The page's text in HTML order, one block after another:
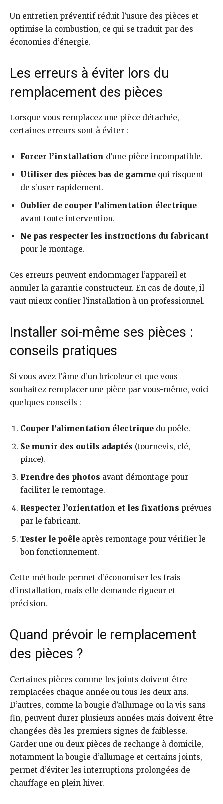
Un entretien préventif réduit l’usure des pièces et
optimise la combustion, ce qui se traduit par des
économies d’énergie.
Les erreurs à éviter lors du
remplacement des pièces
Lorsque vous remplacez une pièce détachée,
certaines erreurs sont à éviter :
Forcer l’installation d’une pièce incompatible.
Utiliser des pièces bas de gamme qui risquent
de s’user rapidement.
Oublier de couper l’alimentation électrique
avant toute intervention.
Ne pas respecter les instructions du fabricant
pour le montage.
Ces erreurs peuvent endommager l’appareil et
annuler la garantie constructeur. En cas de doute, il
vaut mieux confier l’installation à un professionnel.
Installer soi-même ses pièces :
conseils pratiques
Si vous avez l’âme d’un bricoleur et que vous
souhaitez remplacer une pièce par vous-même, voici
quelques conseils :
Couper l’alimentation électrique du poêle.
Se munir des outils adaptés (tournevis, clé,
pince).
Prendre des photos avant démontage pour
faciliter le remontage.
Respecter l’orientation et les fixations prévues
par le fabricant.
Tester le poêle après remontage pour vérifier le
bon fonctionnement.
Cette méthode permet d’économiser les frais
d’installation, mais elle demande rigueur et
précision.
Quand prévoir le remplacement
des pièces ?
Certaines pièces comme les joints doivent être
remplacées chaque année ou tous les deux ans.
D’autres, comme la bougie d’allumage ou la vis sans
fin, peuvent durer plusieurs années mais doivent être
changées dès les premiers signes de faiblesse.
Garder une ou deux pièces de rechange à domicile,
notamment la bougie d’allumage et certains joints,
permet d’éviter les interruptions prolongées de
chauffage en plein hiver.